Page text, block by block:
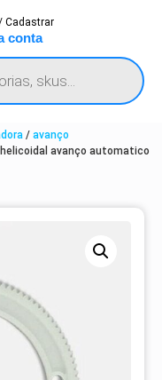
Cadastrar
conta
/ avanço
avanço automatico